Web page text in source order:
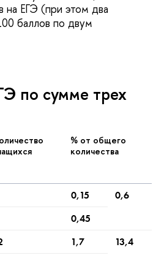
на ЕГЭ (при этом два
баллов по двум
по сумме трех
% от общего
количества
0,15
0,6
0,45
1,7
13,4